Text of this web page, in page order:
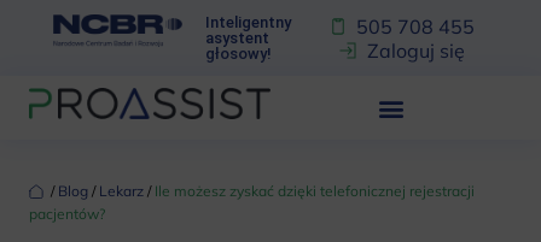
Inteligentny
asystent
głosowy!
505 708 455
Zaloguj się
‏‏‎ ‎/‏‏‎ ‎ Blog ‏‏‎ ‎/‏‏‎ ‎ Lekarz ‏‏‎ ‎/‏‏‎ ‎ Ile możesz zyskać dzięki telefonicznej rejestracji
pacjentów?